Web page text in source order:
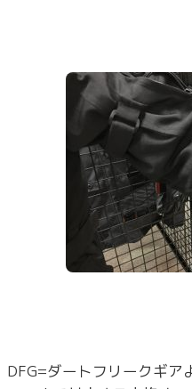
DFG=ダートフリークギア